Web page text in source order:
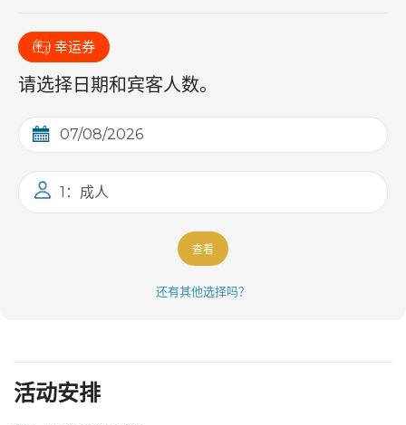
幸运券
请选择日期和宾客人数。
1：成人
查看
还有其他选择吗？
活动安排